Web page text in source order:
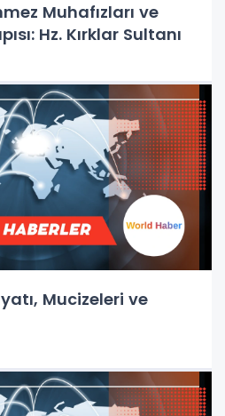
Muhafızları ve
Hz. Kırklar Sultanı
Mucizeleri ve